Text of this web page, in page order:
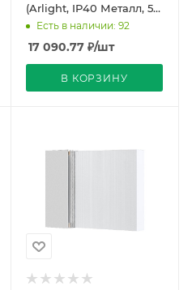
(Arlight, IP40 Металл, 5
лет)Есть в наличии: 92
17 090.77₽/шт
В КОРЗИНУ